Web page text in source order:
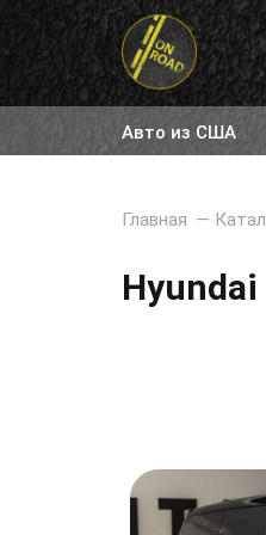
Авто из США
Главная —
Hyundai